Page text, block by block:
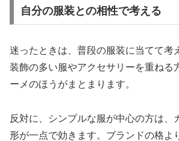
自分の服装との相性で考える
迷ったときは、普段の服装に当てて考
装飾の多い服やアクセサリーを重ねる
ーメのほうがまとまります。
反対に、シンプルな服が中心の方は、
形が一点で効きます。ブランドの格よ